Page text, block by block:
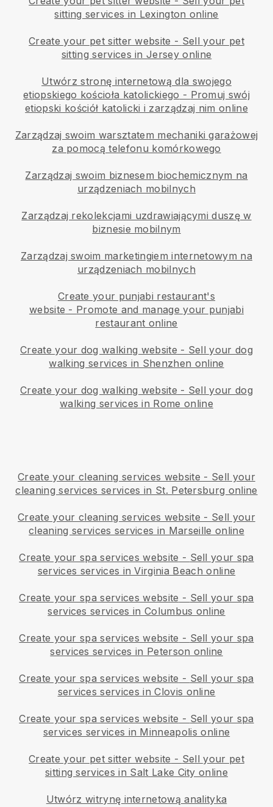
sitting services in Lexington online
Create your pet sitter website - Sell your pet
sitting services in Jersey online
Utwórz stronę internetową dla swojego
etiopskiego kościoła katolickiego - Promuj swój
etiopski kościół katolicki i zarządzaj nim online
Zarządzaj swoim warsztatem mechaniki garażowej
za pomocą telefonu komórkowego
Zarządzaj swoim biznesem biochemicznym na
urządzeniach mobilnych
Zarządzaj rekolekcjami uzdrawiającymi duszę w
biznesie mobilnym
Zarządzaj swoim marketingiem internetowym na
urządzeniach mobilnych
Create your punjabi restaurant's
website - Promote and manage your punjabi
restaurant online
Create your dog walking website - Sell your dog
walking services in Shenzhen online
Create your dog walking website - Sell your dog
walking services in Rome online
Create your cleaning services website - Sell your
cleaning services services in St. Petersburg online
Create your cleaning services website - Sell your
cleaning services services in Marseille online
Create your spa services website - Sell your spa
services services in Virginia Beach online
Create your spa services website - Sell your spa
services services in Columbus online
Create your spa services website - Sell your spa
services services in Peterson online
Create your spa services website - Sell your spa
services services in Clovis online
Create your spa services website - Sell your spa
services services in Minneapolis online
Create your pet sitter website - Sell your pet
sitting services in Salt Lake City online
Utwórz witrynę internetową analityka